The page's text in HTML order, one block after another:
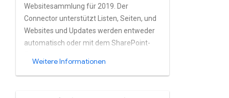
Websitesammlung für 2019. Der
Connector unterstützt Listen, Seiten, und
Websites und Updates werden entweder
automatisch oder mit dem SharePoint-
Weitere Informationen